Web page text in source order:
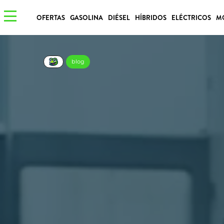
OFERTAS GASOLINA DIÉSEL HÍBRIDOS ELÉCTRICOS
blog